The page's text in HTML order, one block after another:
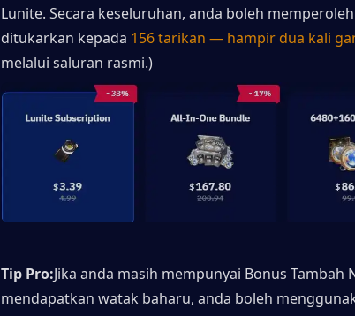
Lunite. Secara keseluruhan, anda boleh
ditukarkan kepada 156 tarikan — hampir dua kali
melalui saluran rasmi.)
Tip Pro:Jika anda masih mempunyai Bonus Tambah
mendapatkan watak baharu, anda boleh